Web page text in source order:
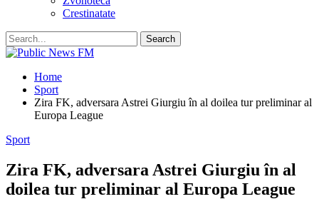
Crestinatate
Home
Sport
Zira FK, adversara Astrei Giurgiu în al doilea tur preliminar al
Europa League
Sport
Zira FK, adversara Astrei Giurgiu în al
doilea tur preliminar al Europa League